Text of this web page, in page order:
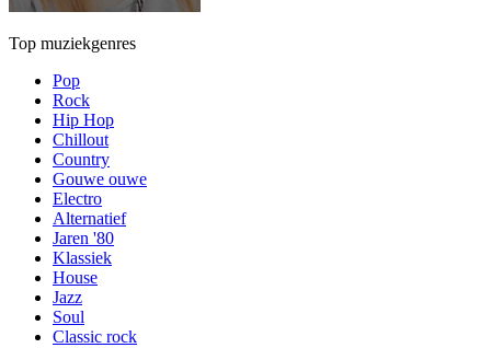
Top muziekgenres
Pop
Rock
Hip Hop
Chillout
Country
Gouwe ouwe
Electro
Alternatief
Jaren '80
Klassiek
House
Jazz
Soul
Classic rock